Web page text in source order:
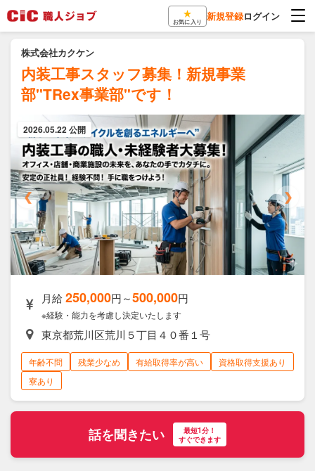
★
お気に入り 新規登録ログイン
株式会社カクケン
内装工事スタッフ募集！新規事業
部"TRex事業部"です！
2026.05.22 公開
❮ ❯
月給250,000円～500,000円
※経験・能力を考慮し決定いたします
東京都荒川区荒川５丁目４０番１号
年齢不問 残業少なめ 有給取得率が高い
資格取得支援あり
寮あり
話を聞きたい
最短1分！
すぐできます